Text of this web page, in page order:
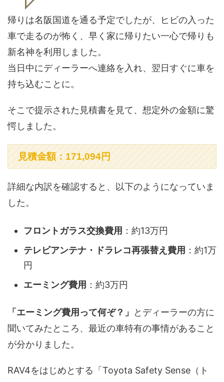
帰りは名阪国道を通る予定でしたが、ヒビの入った
車で走るのが怖く、早く家に帰りたい一心で帰りも
新名神を利用しました。
当日中にディーラーへ連絡を入れ、翌日すぐに車を
持ち込むことに。
そこで提示された見積書を見て、想定外の金額に驚
愕しました。
見積金額：171,094円
詳細な内訳を確認すると、以下のようになっていま
した。
フロントガラス交換費用 ：約13万円
テレビアンテナ・ドラレコ再張替え費用 ：約1万
円
エーミング費用 ：約3万円
「エーミング費用って何ぞ？」
とディーラーの方に
聞いてみたところ、最近の車特有の事情があること
が分かりました。
RAV4をはじめとする「Toyota Safety Sense（ト